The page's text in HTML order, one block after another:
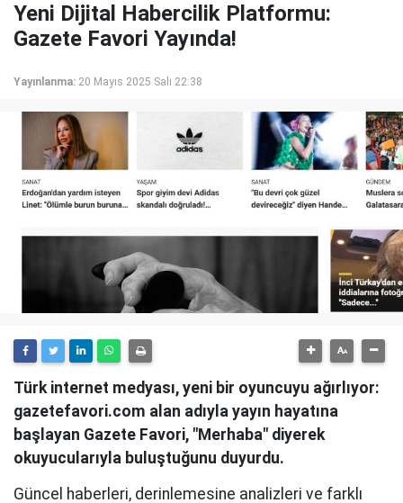
Yeni Dijital Habercilik Platformu:
Gazete Favori Yayında!
Yayınlanma: 20 Mayıs 2025 Salı 22:38
Türk internet medyası, yeni bir oyuncuyu ağırlıyor:
gazetefavori.com alan adıyla yayın hayatına
başlayan Gazete Favori, "Merhaba" diyerek
okuyucularıyla buluştuğunu duyurdu.
Güncel haberleri, derinlemesine analizleri ve farklı